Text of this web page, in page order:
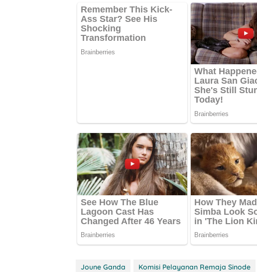
Joune Ganda Komisi Pelayanan Remaja Sinode